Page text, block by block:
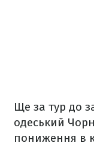
Ще за тур до
одеський
пониження в